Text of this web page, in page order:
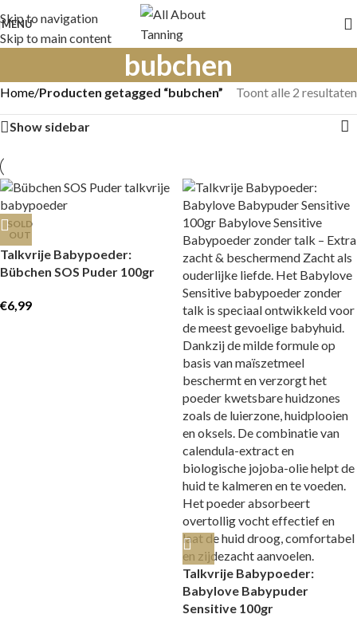
Skip to navigation
Skip to main content
MENU
bubchen
Home/Producten getagged “bubchen” Toont alle 2 resultaten
Show sidebar
SOLD
OUT
Talkvrije Babypoeder:
Bübchen SOS Puder 100gr
€6,99
Talkvrije Babypoeder:
Babylove Babypuder
Sensitive 100gr